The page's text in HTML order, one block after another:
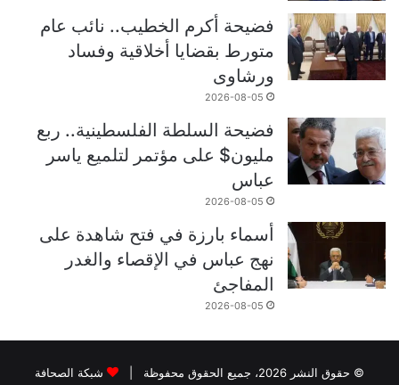
فضيحة أكرم الخطيب.. نائب عام
متورط بقضايا أخلاقية وفساد
ورشاوى
2026-08-05
فضيحة السلطة الفلسطينية.. ربع
مليون$ على مؤتمر لتلميع ياسر
عباس
2026-08-05
أسماء بارزة في فتح شاهدة على
نهج عباس في الإقصاء والغدر
المفاجئ
2026-08-05
© حقوق النشر 2026، جميع الحقوق محفوظة | شبكة الصحافة